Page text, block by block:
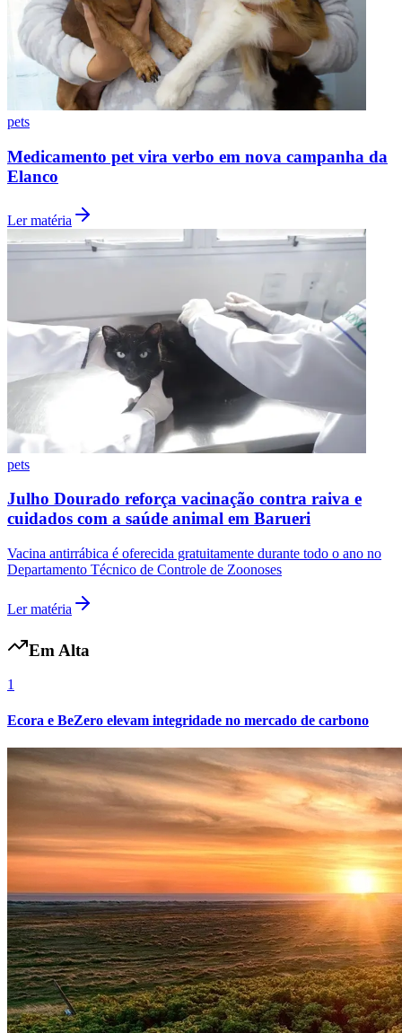
Fluminense
Vasco
pets
Medicamento pet vira verbo em nova campanha da
Elanco
Ler matéria
pets
Julho Dourado reforça vacinação contra raiva e
cuidados com a saúde animal em Barueri
Vacina antirrábica é oferecida gratuitamente durante todo o ano no
Departamento Técnico de Controle de Zoonoses
Ler matéria
Em Alta
1
Ecora e BeZero elevam integridade no mercado de carbono